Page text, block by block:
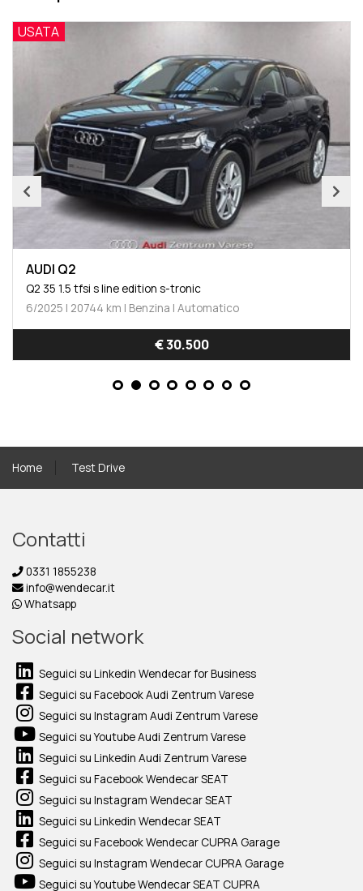
USATA
AUDI Q2
Q2 35 1.5 tfsi s line edition s-tronic
6/2025 | 20744 km | Benzina | Automatico
€ 30.500
Home Test Drive
Contatti
0331 1855238
info@wendecar.it
Whatsapp
Social network
Seguici su Linkedin Wendecar for Business
Seguici su Facebook Audi Zentrum Varese
Seguici su Instagram Audi Zentrum Varese
Seguici su Youtube Audi Zentrum Varese
Seguici su Linkedin Audi Zentrum Varese
Seguici su Facebook Wendecar SEAT
Seguici su Instagram Wendecar SEAT
Seguici su Linkedin Wendecar SEAT
Seguici su Facebook Wendecar CUPRA Garage
Seguici su Instagram Wendecar CUPRA Garage
Seguici su Youtube Wendecar SEAT CUPRA